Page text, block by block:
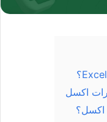
اكسل
اكسل؟